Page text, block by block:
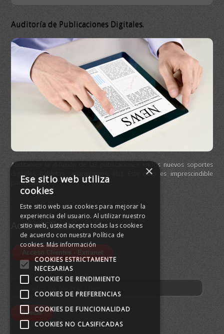
Auditoría de Publicaciones Digitales.
Auditamos la difusión de las publicaciones en los nuevos soportes
digitales (tabletas, smartphones, etc). Este dato es imprescindible
para realizar…
Acceso Clientes
×
Ese sitio web utiliza
cookies
Este sitio web usa cookies para mejorar la
experiencia del usuario. Al utilizar nuestro
sitio web, usted acepta todas las cookies
de acuerdo con nuestra Política de
cookies. Más información
COOKIES ESTRICTAMENTE
NECESARIAS
COOKIES DE RENDIMIENTO
COOKIES DE PREFERENCIAS
COOKIES DE FUNCIONALIDAD
COOKIES NO CLASIFICADAS